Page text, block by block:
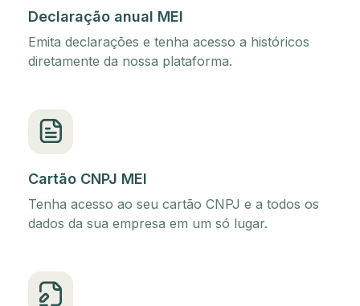
Declaração anual MEI
Emita declarações e tenha acesso a históricos
diretamente da nossa plataforma.
Cartão CNPJ MEI
Tenha acesso ao seu cartão CNPJ e a todos os
dados da sua empresa em um só lugar.